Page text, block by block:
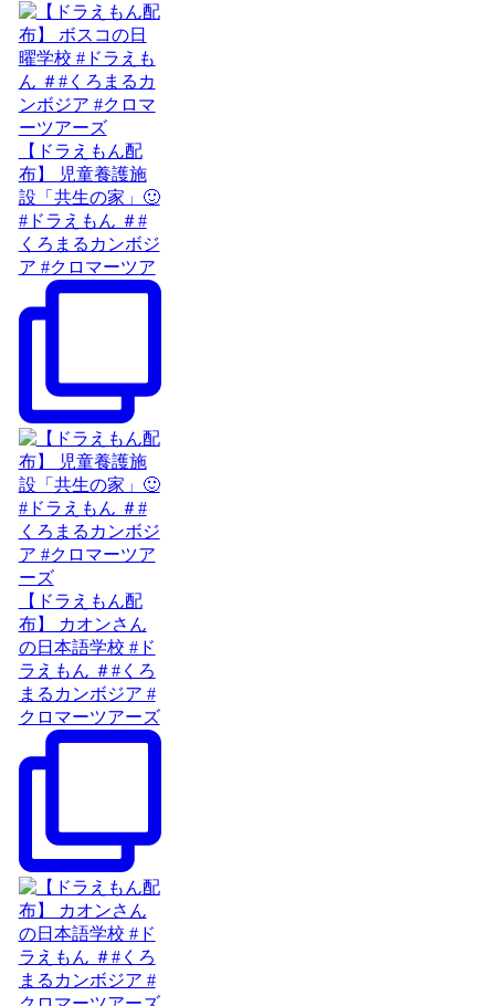
【ドラえもん配
布】 児童養護施
設「共生の家」🙂
#ドラえもん ＃#
くろまるカンボジ
ア #クロマーツア
【ドラえもん配
布】 カオンさん
の日本語学校 #ド
ラえもん ＃#くろ
まるカンボジア #
クロマーツアーズ